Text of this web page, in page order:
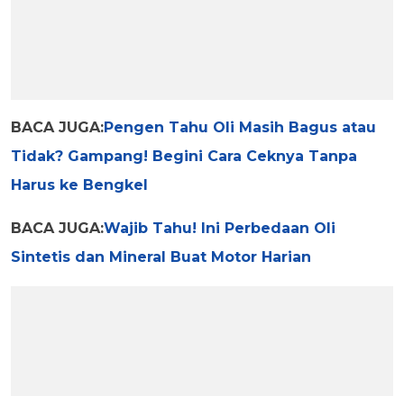
BACA JUGA:Pengen Tahu Oli Masih Bagus atau
Tidak? Gampang! Begini Cara Ceknya Tanpa
Harus ke Bengkel
BACA JUGA:Wajib Tahu! Ini Perbedaan Oli
Sintetis dan Mineral Buat Motor Harian